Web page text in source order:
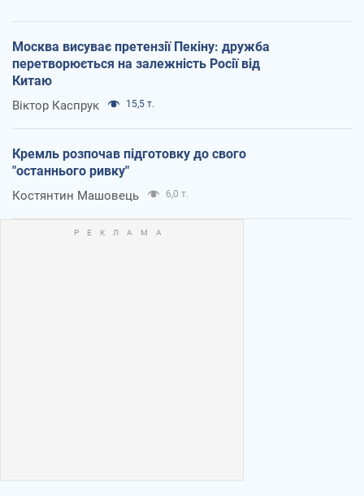
Москва висуває претензії Пекіну: дружба
перетворюється на залежність Росії від
Китаю
Віктор Каспрук 15,5 т.
Кремль розпочав підготовку до свого
"останнього ривку"
Костянтин Машовець 6,0 т.